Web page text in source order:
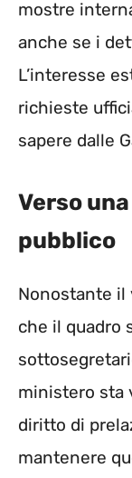
mostre
anche se i
L’interesse
richieste
sapere dalle
Verso
pubblico
Nonostante il
che il quadro
ministero sta
diritto di
mantenere